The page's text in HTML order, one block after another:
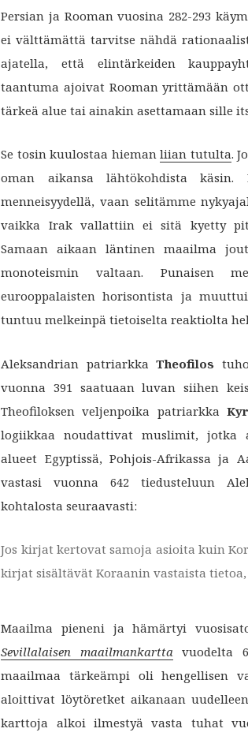
Persian ja Rooman vuosina 282-293
ei välttämättä tarvitse nähdä
ajatella, että elintärkeiden
taantuma ajoivat Rooman yrittämään
tärkeä alue tai ainakin asettamaan sille
Se tosin kuulostaa hiemanliian tutulta.
oman aikansa lähtökohdista
menneisyydellä, vaan selitämme
vaikka Irak vallattiin ei sitä kyetty
Samaan aikaan läntinen maailma
monoteismin valtaan. Punaisen
eurooppalaisten horisontista ja
tuntuu melkeinpä tietoiselta reaktiolta
Aleksandrian patriarkkaTheofilos
vuonna 391 saatuaan luvan siihen
Theofiloksen veljenpoika patriarkka
logiikkaa noudattivat muslimit, jotka
alueet Egyptissä, Pohjois-Afrikassa ja
vastasi vuonna 642 tiedusteluun
kohtalosta seuraavasti:
Jos kirjat kertovat samoja asioita kuin
kirjat sisältävät Koraanin vastaista
Maailma pieneni ja hämärtyi
Sevillalaisen maailmankartta vuodelta
maailmaa tärkeämpi oli hengellisen
aloittivat löytöretket aikanaan
karttoja alkoi ilmestyä vasta tuhat